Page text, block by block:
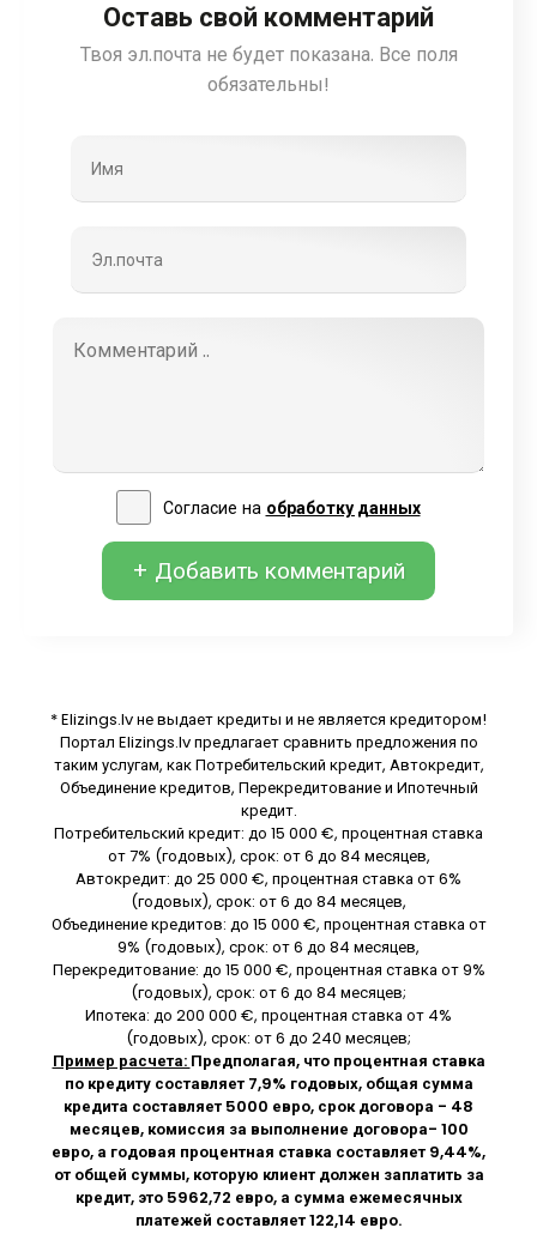
Оставь свой комментарий
Твоя эл.почта не будет показана. Все поля
обязательны!
Согласие на обработку данных
+ Добавить комментарий
* Elizings.lv не выдает кредиты и не является кредитором!
Портал Elizings.lv предлагает сравнить предложения по
таким услугам, как Потребительский кредит, Автокредит,
Объединение кредитов, Перекредитование и Ипотечный
кредит.
Потребительский кредит: до 15 000 €, процентная ставка
от 7% (годовых), срок: от 6 до 84 месяцев,
Автокредит: до 25 000 €, процентная ставка от 6%
(годовых), срок: от 6 до 84 месяцев,
Объединение кредитов: до 15 000 €, процентная ставка от
9% (годовых), срок: от 6 до 84 месяцев,
Перекредитование: до 15 000 €, процентная ставка от 9%
(годовых), срок: от 6 до 84 месяцев;
Ипотека: до 200 000 €, процентная ставка от 4%
(годовых), срок: от 6 до 240 месяцев;
Пример расчета: Предполагая, что процентная ставка
по кредиту составляет 7,9% годовых, общая сумма
кредита составляет 5000 евро, срок договора - 48
месяцев, комиссия за выполнение договора- 100
евро, а годовая процентная ставка составляет 9,44%,
от общей суммы, которую клиент должен заплатить за
кредит, это 5962,72 евро, а сумма ежемесячных
платежей составляет 122,14 евро.